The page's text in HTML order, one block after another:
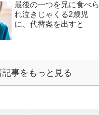
最後の一つを兄に食べら
れ泣きじゃくる2歳児
に、代替案を出すと
記事をもっと見る